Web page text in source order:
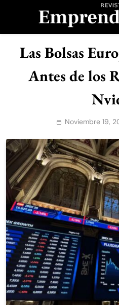
Las Bolsas
Antes de los
Noviembre 19,